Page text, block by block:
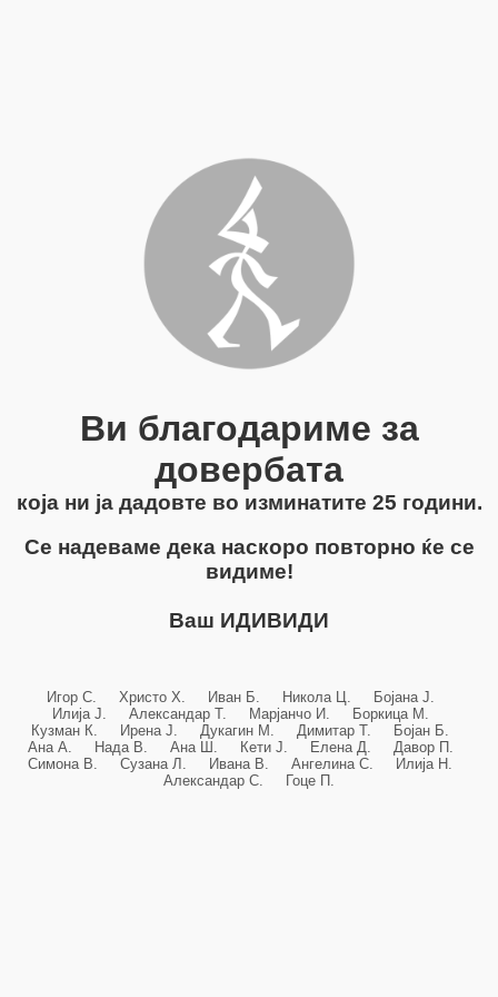
Ви благодариме за
довербата
која ни ја дадовте во изминатите 25 години.
Се надеваме дека наскоро повторно ќе се
видиме!
Ваш ИДИВИДИ
Игор С. Христо Х. Иван Б. Никола Ц. Бојана Ј.
Илија Ј. Александар Т. Марјанчо И. Боркица М.
Кузман К. Ирена Ј. Дукагин М. Димитар Т. Бојан Б.
Ана А. Нада В. Ана Ш. Кети Ј. Елена Д. Давор П.
Симона В. Сузана Л. Ивана В. Ангелина С. Илија Н.
Александар С. Гоце П.